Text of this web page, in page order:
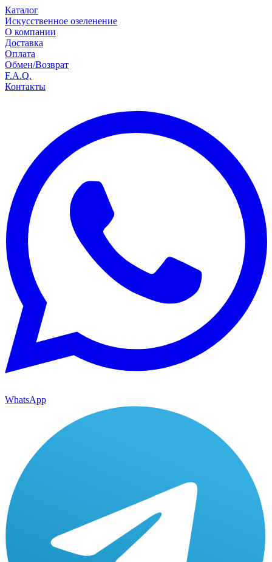
Каталог
Искусственное озеленение
О компании
Доставка
Оплата
Обмен/Возврат
F.A.Q.
Контакты
WhatsApp